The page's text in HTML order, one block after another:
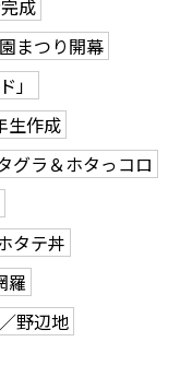
成
まつり開幕
」
生作成
グラ＆ホタっコロ
タテ丼
羅
野辺地